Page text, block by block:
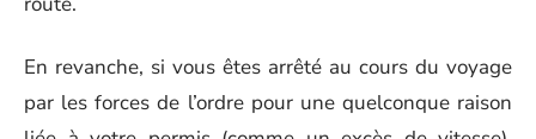
En revanche, si vous êtes arrêté au cours du voyage
par les forces de l’ordre pour une quelconque raison